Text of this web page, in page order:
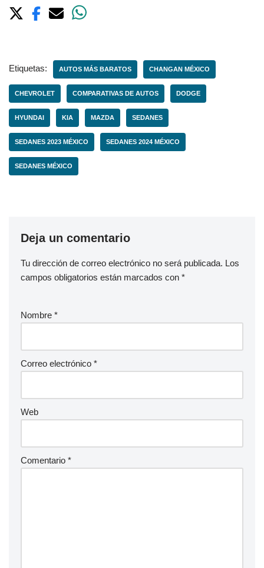
Etiquetas: AUTOS MÁS BARATOS CHANGAN MÉXICO
CHEVROLET COMPARATIVAS DE AUTOS DODGE
HYUNDAI KIA MAZDA SEDANES
SEDANES 2023 MÉXICO SEDANES 2024 MÉXICO
SEDANES MÉXICO
Deja un comentario
Tu dirección de correo electrónico no será publicada. Los
campos obligatorios están marcados con *
Nombre *
Correo electrónico *
Web
Comentario *